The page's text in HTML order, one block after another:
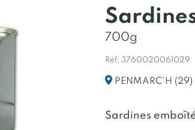
700g
Réf: 3760020061029
PENMARC'H (29)
Sardines